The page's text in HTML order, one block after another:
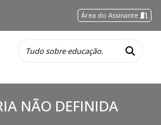
Área do Assinante
NÃO DEFINIDA